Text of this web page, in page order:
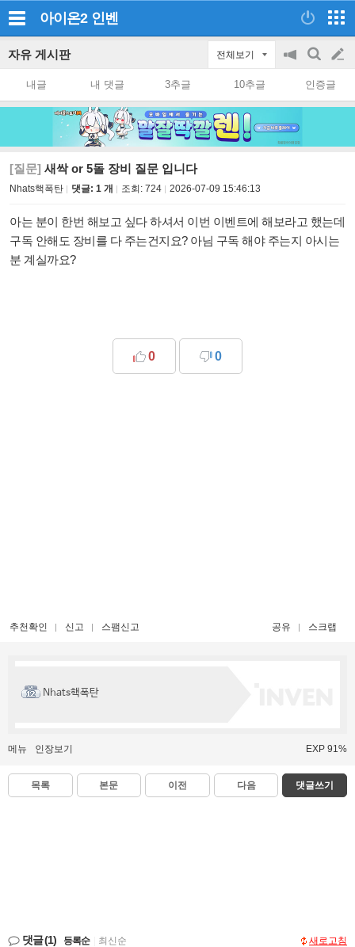
아이온2 인벤
자유 게시판 전체보기
공
on/off
검
색
글
쓰
내글 내 댓글 3추글 10추글 인증글
[질문] 새싹 or 5돌 장비 질문 입니다
Nhats핵폭탄 댓글: 1 개 조회: 724 2026-07-09 15:46:13
아는 분이 한번 해보고 싶다 하셔서 이번 이벤트에 해보라고 했는데
구독 안해도 장비를 다 주는건지요? 아님 구독 해야 주는지 아시는
분 계실까요?
0 0
추천확인 신고 스팸신고 공유 스크랩
Nhats핵폭탄
메뉴 인장보기 EXP 91%
목록 본문 이전 다음 댓글쓰기
댓글(1) 등록순 최신순 새로고침